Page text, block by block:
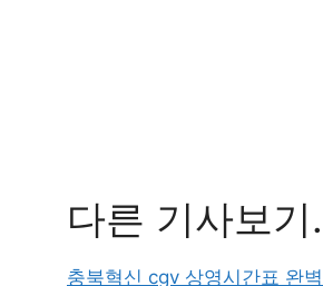
다른 기사보기
충북혁신 cgv 상영시간표 완